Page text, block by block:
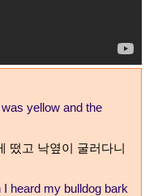
yellow and the
떴고 낙옆이 굴러다니
I heard my bulldog bark